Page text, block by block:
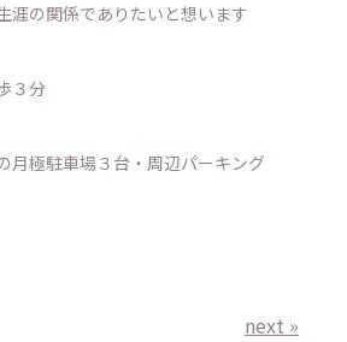
涯の関係でありたいと想います
３分
月極駐車場３台・周辺パーキング
next »